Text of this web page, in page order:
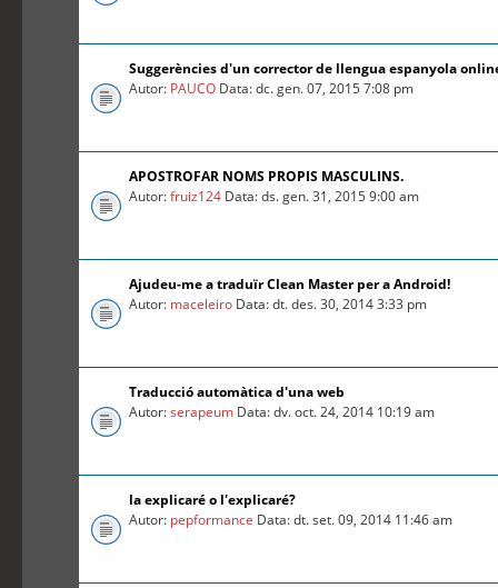
Suggerències d'un corrector de llengua espanyola
Autor: PAUCO Data: dc. gen. 07, 2015 7:08 pm
APOSTROFAR NOMS PROPIS MASCULINS.
Autor:fruiz124 Data: ds. gen. 31, 2015 9:00 am
Ajudeu-me a traduïr Clean Master per a Android!
Autor: maceleiro Data: dt. des. 30, 2014 3:33 pm
Traducció automàtica d'una web
Autor:serapeum Data: dv. oct. 24, 2014 10:19 am
la explicaré o l'explicaré?
Autor: pepformance Data: dt. set. 09, 2014 11:46 am